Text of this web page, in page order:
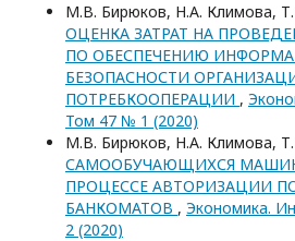
М.В. Бирюков, Н.А. Климова,
ОЦЕНКА ЗАТРАТ НА
ПО ОБЕСПЕЧЕНИЮ
БЕЗОПАСНОСТИ
ПОТРЕБКООПЕРАЦИИ ,
Том 47 № 1 (2020)
М.В. Бирюков, Н.А. Климова,
САМООБУЧАЮЩИХСЯ
ПРОЦЕССЕ АВТОРИЗАЦИИ
БАНКОМАТОВ , Экономика.
2 (2020)